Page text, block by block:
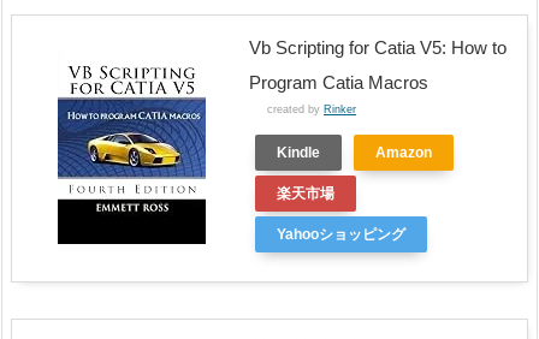
Vb Scripting for Catia V5: How to
Program Catia Macros
created by Rinker
Kindle Amazon
楽天市場
Yahooショッピング